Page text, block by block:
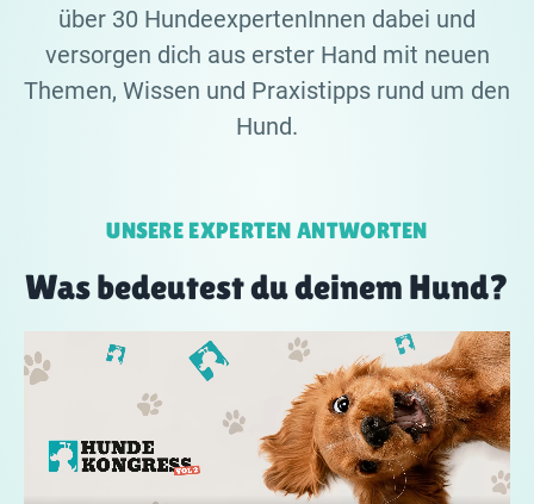
über 30 HundeexpertenInnen dabei und
versorgen dich aus erster Hand mit neuen
Themen, Wissen und Praxistipps rund um den
Hund.
UNSERE EXPERTEN ANTWORTEN
Was bedeutest du deinem Hund?